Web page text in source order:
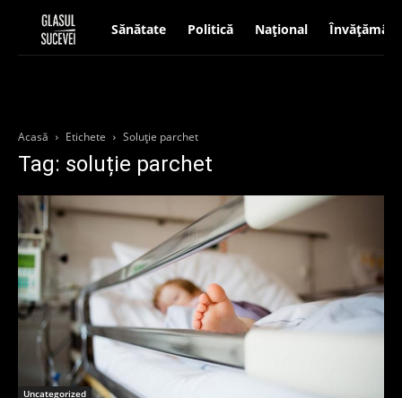
Sănătate Politică Național Învățământ
Acasă Etichete Soluție parchet
Tag: soluție parchet
Uncategorized